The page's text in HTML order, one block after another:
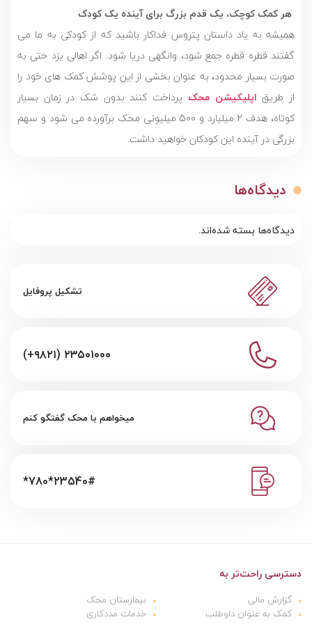
هر کمک کوچک، یک قدم بزرگ برای آینده یک کودک
همیشه به یاد داستان پتروس فداکار باشید که از کودکی به ما می
گفتند قطره قطره جمع شود، وانگهی دریا شود. اگر اهالی یزد حتی به
صورت بسیار محدود، به عنوان بخشی از این پوشش کمک های خود را
از طریق اپلیکیشن محک پرداخت کنند بدون شک در زمان بسیار
کوتاه، هدف 2 میلیارد و 500 میلیونی محک برآورده می شود و سهم
بزرگی در آینده این کودکان خواهید داشت.
دیدگاه‌ها
دیدگاه‌ها بسته شده‌اند.
تشکیل پروفایل
(+۹۸۲۱) ۲۳۵۰۱۰۰۰
میخواهم با محک گفتگو کنم
*780*23540#
دسترسی راحت‌تر به
گزارش مالی
بیمارستان محک
کمک به عنوان داوطلب
خدمات مددکاری